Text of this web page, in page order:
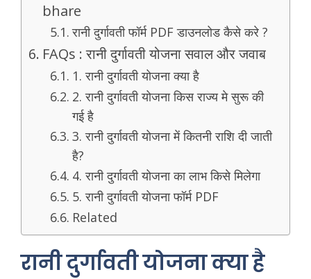
bhare
रानी दुर्गावती फॉर्म PDF डाउनलोड कैसे करे ?
FAQs : रानी दुर्गावती योजना सवाल और जवाब
1. रानी दुर्गावती योजना क्या है
2. रानी दुर्गावती योजना किस राज्य मे सुरू की
गई है
3. रानी दुर्गावती योजना में कितनी राशि दी जाती
है?
4. रानी दुर्गावती योजना का लाभ किसे मिलेगा
5. रानी दुर्गावती योजना फॉर्म PDF
Related
रानी दुर्गावती योजना क्या है